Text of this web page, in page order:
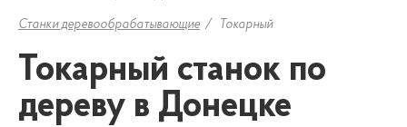
Станки деревообрабатывающие Токарный
Токарный станок по
дереву в Донецке